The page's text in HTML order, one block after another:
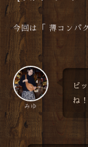
今回は「 薄コンパ
みゆ
ビ
ね！